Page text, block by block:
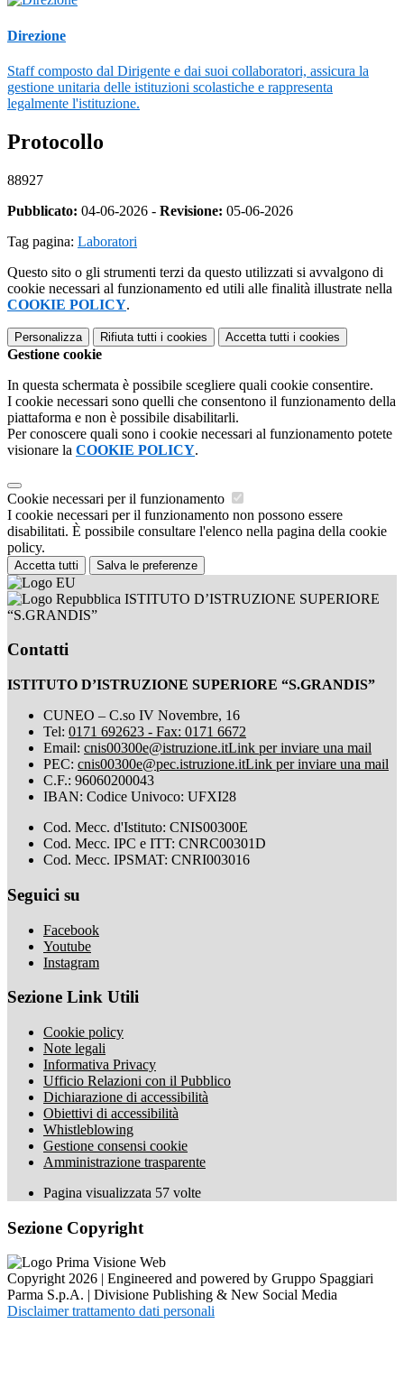
Direzione
Staff composto dal Dirigente e dai suoi collaboratori, assicura la
gestione unitaria delle istituzioni scolastiche e rappresenta
legalmente l'istituzione.
Protocollo
88927
Pubblicato: 04-06-2026 - Revisione: 05-06-2026
Tag pagina: Laboratori
Questo sito o gli strumenti terzi da questo utilizzati si avvalgono di
cookie necessari al funzionamento ed utili alle finalità illustrate nella
COOKIE POLICY.
Personalizza Rifiuta tutti i cookies Accetta tutti i cookies
Gestione cookie
In questa schermata è possibile scegliere quali cookie consentire.
I cookie necessari sono quelli che consentono il funzionamento della
piattaforma e non è possibile disabilitarli.
Per conoscere quali sono i cookie necessari al funzionamento potete
visionare la COOKIE POLICY.
Cookie necessari per il funzionamento
I cookie necessari per il funzionamento non possono essere
disabilitati. È possibile consultare l'elenco nella pagina della cookie
policy.
Accetta tutti Salva le preferenze
ISTITUTO D’ISTRUZIONE SUPERIORE
“S.GRANDIS”
Contatti
ISTITUTO D’ISTRUZIONE SUPERIORE “S.GRANDIS”
CUNEO – C.so IV Novembre, 16
Tel: 0171 692623 - Fax: 0171 6672
Email: cnis00300e@istruzione.itLink per inviare una mail
PEC: cnis00300e@pec.istruzione.itLink per inviare una mail
C.F.: 96060200043
IBAN: Codice Univoco: UFXI28
Cod. Mecc. d'Istituto: CNIS00300E
Cod. Mecc. IPC e ITT: CNRC00301D
Cod. Mecc. IPSMAT: CNRI003016
Seguici su
Facebook
Youtube
Instagram
Sezione Link Utili
Cookie policy
Note legali
Informativa Privacy
Ufficio Relazioni con il Pubblico
Dichiarazione di accessibilità
Obiettivi di accessibilità
Whistleblowing
Gestione consensi cookie
Amministrazione trasparente
Pagina visualizzata 57 volte
Sezione Copyright
Copyright 2026 | Engineered and powered by Gruppo Spaggiari
Parma S.p.A. | Divisione Publishing & New Social Media
Disclaimer trattamento dati personali